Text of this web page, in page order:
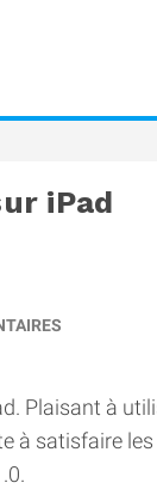
iPad
Plaisant à
à satisfaire